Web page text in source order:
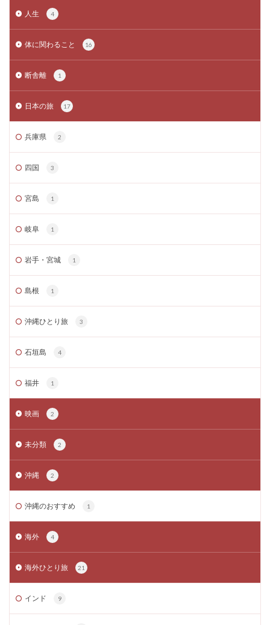
人生 4
体に関わること 16
断舎離 1
日本の旅 17
兵庫県 2
四国 3
宮島 1
岐阜 1
岩手・宮城 1
島根 1
沖縄ひとり旅 3
石垣島 4
福井 1
映画 2
未分類 2
沖縄 2
沖縄のおすすめ 1
海外 4
海外ひとり旅 21
インド 9